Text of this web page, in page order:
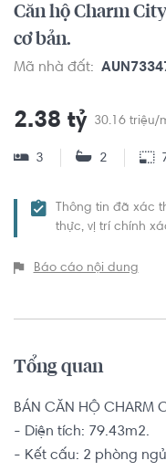
Căn hộ Charm
cơ bản.
Mã nhà đất:
2.38 tỷ 30.16 triệu/
3 2
Thông tin đã xác
thực, vị trí chính
Báo cáo nội dung
Tổng quan
BÁN CĂN HỘ CHARM
- Diện tích: 79.43m2.
- Kết cấu: 2 phòng